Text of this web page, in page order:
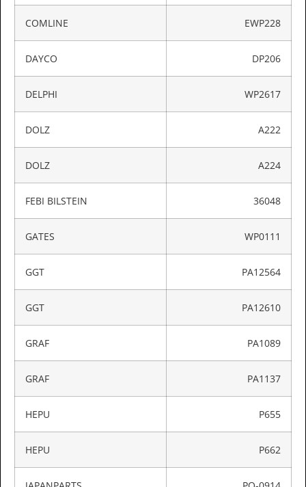
COMLINE EWP228
DAYCO DP206
DELPHI WP2617
DOLZ A222
DOLZ A224
FEBI BILSTEIN 36048
GATES WP0111
GGT PA12564
GGT PA12610
GRAF PA1089
GRAF PA1137
HEPU P655
HEPU P662